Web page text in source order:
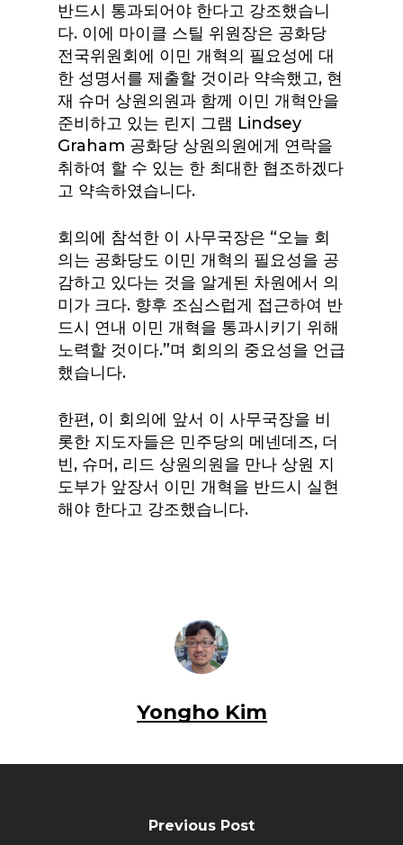
반드시 통과되어야 한다고 강조했습니
다. 이에 마이클 스틸 위원장은 공화당
전국위원회에 이민 개혁의 필요성에 대
한 성명서를 제출할 것이라 약속했고, 현
재 슈머 상원의원과 함께 이민 개혁안을
준비하고 있는 린지 그램 Lindsey
Graham 공화당 상원의원에게 연락을
취하여 할 수 있는 한 최대한 협조하겠다
고 약속하였습니다.
회의에 참석한 이 사무국장은 “오늘 회
의는 공화당도 이민 개혁의 필요성을 공
감하고 있다는 것을 알게된 차원에서 의
미가 크다. 향후 조심스럽게 접근하여 반
드시 연내 이민 개혁을 통과시키기 위해
노력할 것이다.”며 회의의 중요성을 언급
했습니다.
한편, 이 회의에 앞서 이 사무국장을 비
롯한 지도자들은 민주당의 메넨데즈, 더
빈, 슈머, 리드 상원의원을 만나 상원 지
도부가 앞장서 이민 개혁을 반드시 실현
해야 한다고 강조했습니다.
Yongho Kim
Previous Post